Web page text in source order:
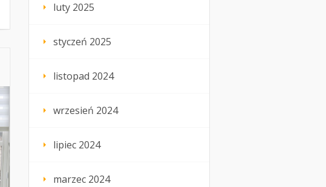
luty 2025
styczeń 2025
listopad 2024
wrzesień 2024
lipiec 2024
marzec 2024